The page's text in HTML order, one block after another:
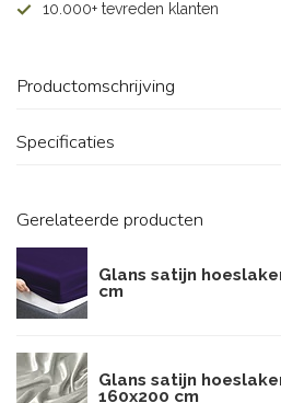
10.000+ tevreden klanten
Productomschrijving
Specificaties
Gerelateerde producten
Glans satijn
cm
Glans satijn
160x200 cm